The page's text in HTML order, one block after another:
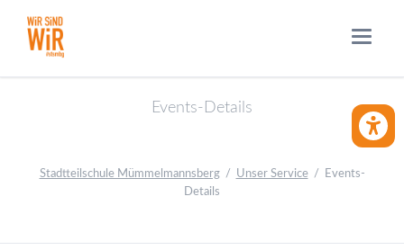
Events-Details
Stadtteilschule Mümmelmannsberg Unser Service
Events-
Details